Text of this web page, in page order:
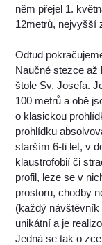
něm přejel 1.
12metrů, nejvyšší
Odtud
Naučné stezce
štole Sv. Josefa.
100 metrů a obě
o klasickou
prohlídku
starším 6-ti let, v
klaustrofobií či
profil, leze se v
prostoru, chodby
(každý návštěvník
unikátní a je
Jedná se tak o